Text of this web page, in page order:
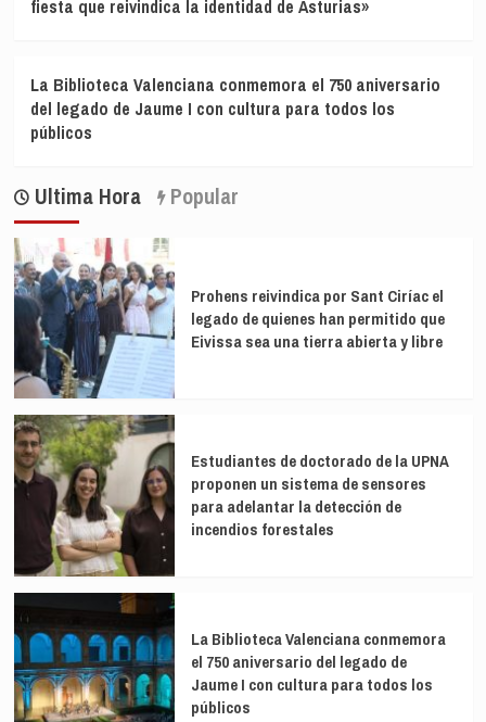
fiesta que reivindica la identidad de Asturias»
La Biblioteca Valenciana conmemora el 750 aniversario
del legado de Jaume I con cultura para todos los
públicos
Ultima Hora Popular
Prohens reivindica por Sant Ciríac el
legado de quienes han permitido que
Eivissa sea una tierra abierta y libre
Estudiantes de doctorado de la UPNA
proponen un sistema de sensores
para adelantar la detección de
incendios forestales
La Biblioteca Valenciana conmemora
el 750 aniversario del legado de
Jaume I con cultura para todos los
públicos